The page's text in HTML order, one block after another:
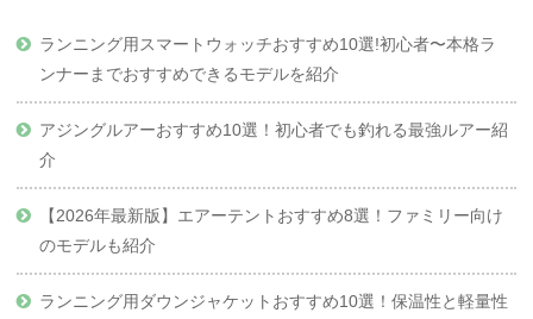
ランニング用スマートウォッチおすすめ10選!初心者〜本格ラ
ンナーまでおすすめできるモデルを紹介
アジングルアーおすすめ10選！初心者でも釣れる最強ルアー紹
介
【2026年最新版】エアーテントおすすめ8選！ファミリー向け
のモデルも紹介
ランニング用ダウンジャケットおすすめ10選！保温性と軽量性